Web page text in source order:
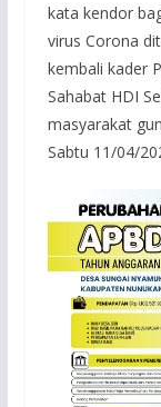
kata kendor
virus Corona
kembali kader
Sahabat HDI
masyarakat
Sabtu 11/04/